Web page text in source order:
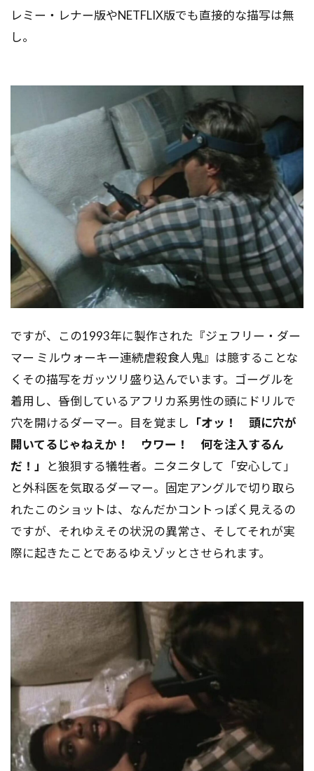
レミー・レナー版やNETFLIX版でも直接的な描写は無
し。
ですが、この1993年に製作された『ジェフリー・ダー
マー ミルウォーキー連続虐殺食人鬼』は臆することな
くその描写をガッツリ盛り込んでいます。ゴーグルを
着用し、昏倒しているアフリカ系男性の頭にドリルで
穴を開けるダーマー。目を覚まし 「オッ！ 頭に穴が
開いてるじゃねえか！ ウワー！ 何を注入するん
だ！」
と狼狽する犠牲者。ニタニタして「安心して」
と外科医を気取るダーマー。固定アングルで切り取ら
れたこのショットは、なんだかコントっぽく見えるの
ですが、それゆえその状況の異常さ、そしてそれが実
際に起きたことであるゆえゾッとさせられます。